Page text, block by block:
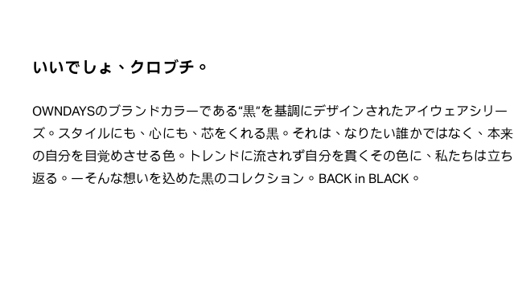
いいでしょ、クロブチ。
OWNDAYSのブランドカラーである“黒”を基調にデザインされたアイウェアシリー
ズ。スタイルにも、心にも、芯をくれる黒。それは、なりたい誰かではなく、本来
の自分を目覚めさせる色。トレンドに流されず自分を貫くその色に、私たちは立ち
返る。ーそんな想いを込めた黒のコレクション。BACK in BLACK。